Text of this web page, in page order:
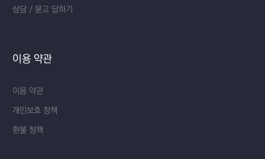
상담 / 묻고 답하기
이용 약관
이용 약관
개인보호 정책
환불 정책